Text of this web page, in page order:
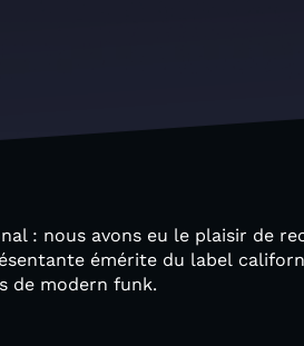
: nous avons eu le plaisir de
émérite du label
de modern funk.